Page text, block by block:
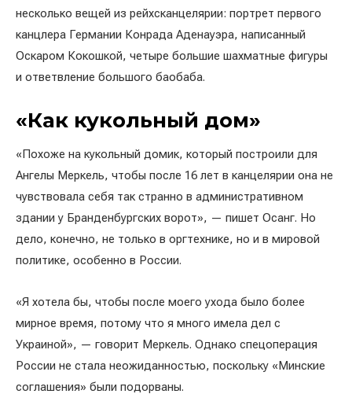
несколько вещей из рейхсканцелярии: портрет первого
канцлера Германии Конрада Аденауэра, написанный
Оскаром Кокошкой, четыре большие шахматные фигуры
и ответвление большого баобаба.
«Как кукольный дом»
«Похоже на кукольный домик, который построили для
Ангелы Меркель, чтобы после 16 лет в канцелярии она не
чувствовала себя так странно в административном
здании у Бранденбургских ворот», — пишет Осанг. Но
дело, конечно, не только в оргтехнике, но и в мировой
политике, особенно в России.
«Я хотела бы, чтобы после моего ухода было более
мирное время, потому что я много имела дел с
Украиной», — говорит Меркель. Однако спецоперация
России не стала неожиданностью, поскольку «Минские
соглашения» были подорваны.